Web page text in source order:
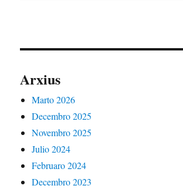
Arxius
Marto 2026
Decembro 2025
Novembro 2025
Julio 2024
Februaro 2024
Decembro 2023